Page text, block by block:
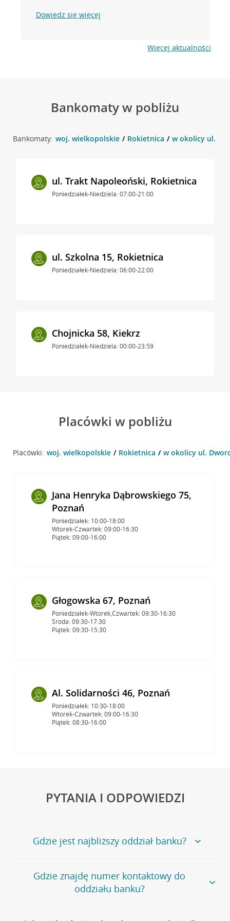
Dowiedz się więcej
Więcej aktualności
Bankomaty w pobliżu
Bankomaty: woj. wielkopolskie Rokietnica w okolicy ul.
ul. Trakt Napoleoński, Rokietnica
Poniedziałek-Niedziela: 07:00-21:00
ul. Szkolna 15, Rokietnica
Poniedziałek-Niedziela: 06:00-22:00
Chojnicka 58, Kiekrz
Poniedziałek-Niedziela: 00:00-23:59
Placówki w pobliżu
Placówki: woj. wielkopolskie Rokietnica w okolicy ul.
Jana Henryka Dąbrowskiego 75,
Poznań
Poniedziałek: 10:00-18:00
Wtorek-Czwartek: 09:00-16:30
Piątek: 09:00-16:00
Głogowska 67, Poznań
Poniedziałek-Wtorek,Czwartek: 09:30-16:30
Środa: 09:30-17:30
Piątek: 09:30-15:30
Al. Solidarności 46, Poznań
Poniedziałek: 10:30-18:00
Wtorek-Czwartek: 09:00-16:30
Piątek: 08:30-16:00
PYTANIA I ODPOWIEDZI
Gdzie jest najbliższy oddział banku?
Jeśli szukasz oddziału naszego banku, zapraszamy na
stronęPlacówki i bankomaty, na której znajduje się
wygodna wyszukiwarka.
oddziałów
Gdzie znajdę numer kontaktowy do
oddziału banku?
Bank Credit Agricole nie udostępnia ogólnego numeru